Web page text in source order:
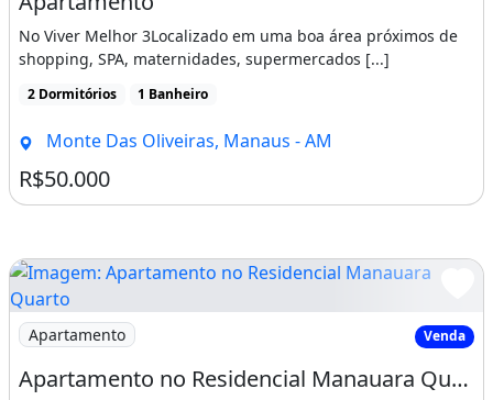
No Viver Melhor 3Localizado em uma boa área próximos de
shopping, SPA, maternidades, supermercados [...]
2 Dormitórios 1 Banheiro
Monte Das Oliveiras, Manaus - AM
R$50.000
Imagem: Apartamento no Residencial Manauara Quarto
Apartamento Venda
Apartamento no Residencial Manauara Quarto Andar